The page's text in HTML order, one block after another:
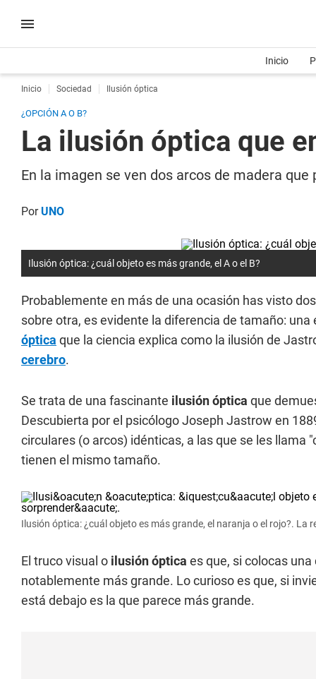
Inicio
Inicio Sociedad Ilusión óptica
¿OPCIÓN A O B?
La ilusión óptica que
En la imagen se ven dos arcos de madera
PorUNO
Ilusión óptica: ¿cuál objeto es más grande, el A o el B?
Probablemente en más de una ocasión has visto
sobre otra, es evidente la diferencia de tamaño:
óptica que la ciencia explica como la ilusión de
cerebro.
Se trata de una fascinante ilusión óptica que
Descubierta por el psicólogo Joseph Jastrow en
circulares (o arcos) idénticas, a las que se les llama
tienen el mismo tamaño.
Ilusión óptica: ¿cuál objeto es más grande, el naranja o el rojo?. La
El truco visual o ilusión óptica es que, si colocas
notablemente más grande. Lo curioso es que, si
está debajo es la que parece más grande.